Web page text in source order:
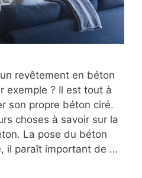
revêtement en béton
exemple ? Il est tout à
son propre béton ciré.
choses à savoir sur la
La pose du béton
il paraît important de …